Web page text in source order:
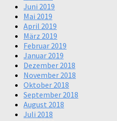
Juni 2019
Mai 2019
April 2019
März 2019
Februar 2019
Januar 2019
Dezember 2018
November 2018
Oktober 2018
September 2018
August 2018
Juli 2018